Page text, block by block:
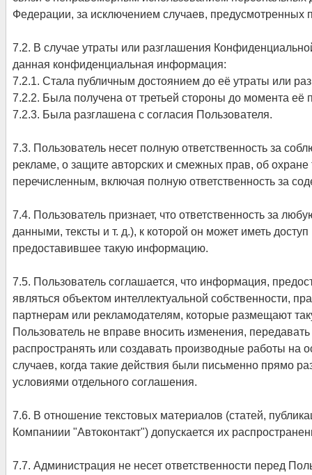
Федерации, за исключением случаев,
7.2. В случае утраты или разглашения
данная конфиденциальная информация:
7.2.1. Стала публичным достоянием до её утраты или
7.2.2. Была получена от третьей стороны до момента её
7.2.3. Была разглашена с согласия Пользователя.
7.3. Пользователь несет полную ответственность за
рекламе, о защите авторских и смежных прав, об
перечисленным, включая полную ответственность за
7.4. Пользователь признает, что ответственность за
данными, тексты и т. д.), к которой он может иметь
предоставившее такую информацию.
7.5. Пользователь соглашается, что информация,
являться объектом интеллектуальной собственности,
партнерам или рекламодателям, которые размещают
Пользователь не вправе вносить изменения,
распространять или создавать производные работы на
случаев, когда такие действия были письменно прямо
условиями отдельного соглашения.
7.6. В отношение текстовых материалов (статей,
Компаниии "Автоконтакт") допускается их
7.7. Администрация не несет ответственности перед